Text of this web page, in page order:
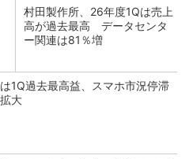
村田製作所、26年度1Qは売上
高が過去最高 データセンタ
ー関連は81％増
1Q過去最高益、スマホ市況停滞
大